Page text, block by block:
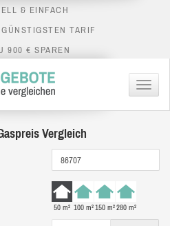
& EINFACH
TARIF
900 € SPAREN
Menü
Vergleich
50 m² 100 m²150 m²280 m²